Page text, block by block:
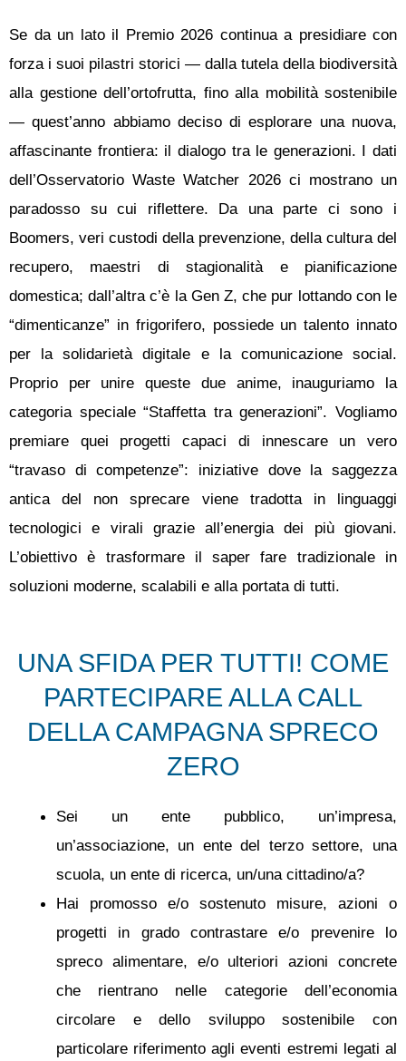
Se da un lato il Premio 2026 continua a presidiare con
forza i suoi pilastri storici — dalla tutela della biodiversità
alla gestione dell’ortofrutta, fino alla mobilità sostenibile
— quest’anno abbiamo deciso di esplorare una nuova,
affascinante frontiera: il dialogo tra le generazioni. I dati
dell’Osservatorio Waste Watcher 2026 ci mostrano un
paradosso su cui riflettere. Da una parte ci sono i
Boomers, veri custodi della prevenzione, della cultura del
recupero, maestri di stagionalità e pianificazione
domestica; dall’altra c’è la Gen Z, che pur lottando con le
“dimenticanze” in frigorifero, possiede un talento innato
per la solidarietà digitale e la comunicazione social.
Proprio per unire queste due anime, inauguriamo la
categoria speciale “Staffetta tra generazioni”. Vogliamo
premiare quei progetti capaci di innescare un vero
“travaso di competenze”: iniziative dove la saggezza
antica del non sprecare viene tradotta in linguaggi
tecnologici e virali grazie all’energia dei più giovani.
L’obiettivo è trasformare il saper fare tradizionale in
soluzioni moderne, scalabili e alla portata di tutti.
UNA SFIDA PER TUTTI! COME
PARTECIPARE ALLA CALL
DELLA CAMPAGNA SPRECO
ZERO
Sei un ente pubblico, un’impresa,
un’associazione, un ente del terzo settore, una
scuola, un ente di ricerca, un/una cittadino/a?
Hai promosso e/o sostenuto misure, azioni o
progetti in grado contrastare e/o prevenire lo
spreco alimentare, e/o ulteriori azioni concrete
che rientrano nelle categorie dell’economia
circolare e dello sviluppo sostenibile con
particolare riferimento agli eventi estremi legati al